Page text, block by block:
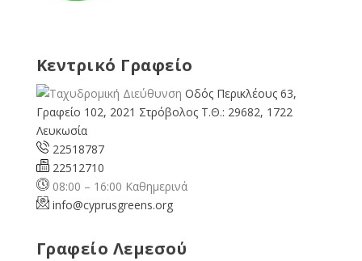
Κεντρικό Γραφείο
Οδός Περικλέους 63,
Γραφείο 102, 2021 Στρόβολος Τ.Θ.: 29682, 1722
Λευκωσία
22518787
22512710
08:00 – 16:00 Καθημερινά
info@cyprusgreens.org
Γραφείο Λεμεσού